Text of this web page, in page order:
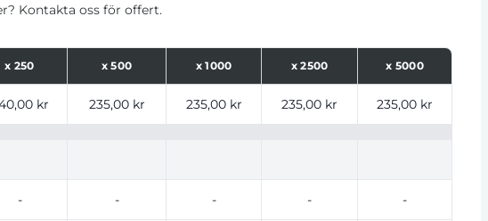
Kontakta oss för offert.
x 250 x500 x1000 x2500 x 5000
kr 235,00 kr 235,00 kr 235,00 kr 235,00 kr
- - - - -